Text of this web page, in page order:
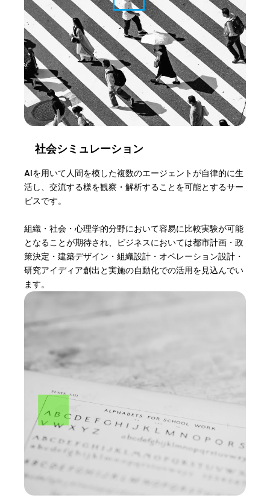
社会シミュレーション
AIを用いて人間を模した複数のエージェントが自律的に生
活し、交流する様を観察・解析することを可能とするサー
ビスです。
組織・社会・心理学的分野において容易に比較実験が可能
となることが期待され、ビジネスにおいては都市計画・政
策決定・建築デザイン・組織設計・オペレーション設計・
研究アイディア創出と実施の自動化での活用を見込んでい
ます。